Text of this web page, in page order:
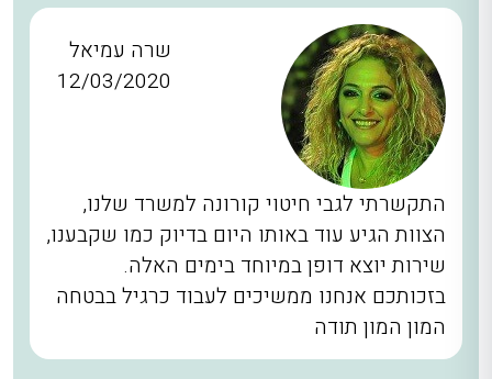
שרה עמיאל
12/03/2020
התקשרתי לגבי חיטוי קורונה למשרד שלנו,
הצוות הגיע עוד באותו היום בדיוק כמו שקבענו,
שירות יוצא דופן במיוחד בימים האלה.
בזכותכם אנחנו ממשיכים לעבוד כרגיל בבטחה
המון המון תודה